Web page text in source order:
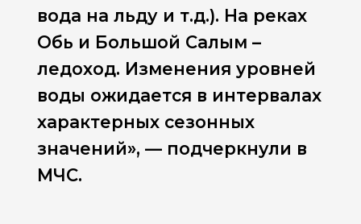
вода на льду и т.д.). На реках
Обь и Большой Салым –
ледоход. Изменения уровней
воды ожидается в интервалах
характерных сезонных
значений», — подчеркнули в
МЧС.